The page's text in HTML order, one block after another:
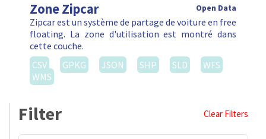
Zone Zipcar Open Data
Zipcar est un système de partage de voiture en free
floating. La zone d'utilisation est montré dans
cette couche.
CSV
GPKG JSON SHP SLD
WFS
WMS
Filter Clear Filters